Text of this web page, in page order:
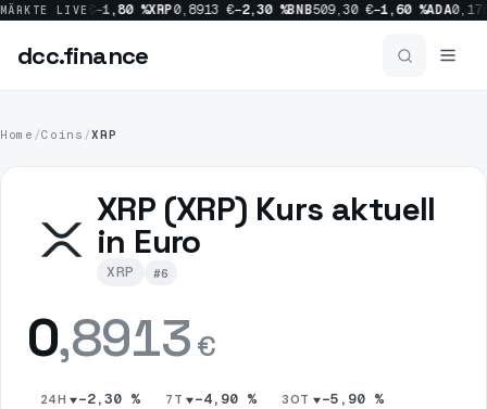
MÄRKTE LIVE
63,28 €−1,80 %XRP0,8913 €−2,30 %BNB509,30 €−1,60 %ADA0,1753
dcc.finance
Home /Coins /XRP
XRP (XRP) Kurs aktuell
in Euro
XRP #6
0,8913 €
24H −2,30 % 7T −4,90 % 30T −5,90 %
dcc.finance
Alle News
Bitcoin